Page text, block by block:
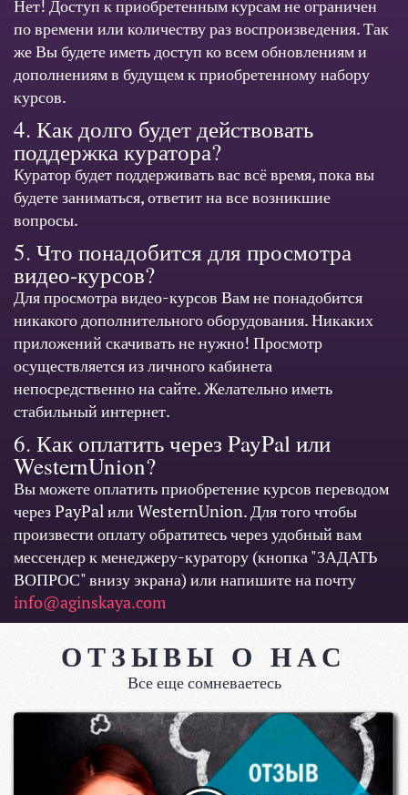
Нет! Доступ к приобретенным курсам не ограничен
по времени или количеству раз воспроизведения. Так
же Вы будете иметь доступ ко всем обновлениям и
дополнениям в будущем к приобретенному набору
курсов.
4. Как долго будет действовать
поддержка куратора?
Куратор будет поддерживать вас всё время, пока вы
будете заниматься, ответит на все возникшие
вопросы.
5. Что понадобится для просмотра
видео-курсов?
Для просмотра видео-курсов Вам не понадобится
никакого дополнительного оборудования. Никаких
приложений скачивать не нужно! Просмотр
осуществляется из личного кабинета
непосредственно на сайте. Желательно иметь
стабильный интернет.
6. Как оплатить через PayPal или
WesternUnion?
Вы можете оплатить приобретение курсов переводом
через PayPal или WesternUnion. Для того чтобы
произвести оплату обратитесь через удобный вам
мессендер к менеджеру-куратору (кнопка "ЗАДАТЬ
ВОПРОС" внизу экрана) или напишите на почту
info@aginskaya.com
ОТЗЫВЫ О НАС
Все еще сомневаетесь